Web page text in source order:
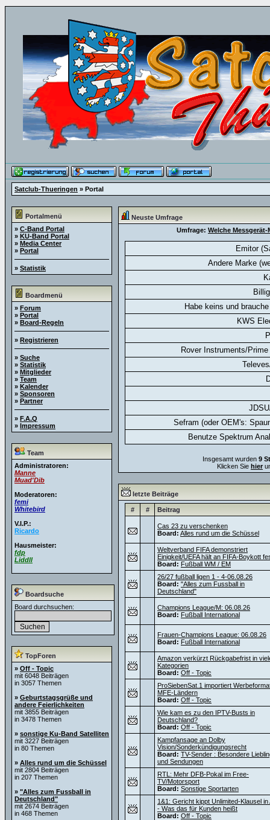
Satclub-Thueringen » Portal
Portalmenü
» C-Band Portal
» KU-Band Portal
» Media Center
» Portal
» Statistik
Boardmenü
» Forum
» Portal
» Board-Regeln
» Registrieren
» Suche
» Statistik
» Mitglieder
» Team
» Kalender
» Sponsoren
» Partner
» F.A.Q
» Impressum
Team
Administratoren:
Manne
Muad'Dib
Moderatoren:
femi
Whitebird
V.I.P.:
Ricardo
Hausmeister:
fdp
Liddll
Boardsuche
Board durchsuchen:
TopForen
» Off - Topic
mit 6048 Beiträgen
in 3057 Themen
» Geburtstagsgrüße und
andere Feierlichkeiten
mit 3855 Beiträgen
in 3478 Themen
» sonstige Ku-Band Satelliten
mit 3227 Beiträgen
in 80 Themen
» Alles rund um die Schüssel
mit 2804 Beiträgen
in 207 Themen
» "Alles zum Fussball in
Deutschland"
mit 2674 Beiträgen
in 468 Themen
Neuste Umfrage
Umfrage: Welche
Emitor
Andere Marke
Habe keins und
KWS
Rover Instruments/
Sefram (oder OEM's:
Benutze Spektrum
Insgesamt wurden 9
Klicken Sie hier
letzte Beiträge
# # Beitrag
Cas 23 zu verschenken
Board: Alles rund um die Schüssel
Weltverband FIFA demonstriert
Einigkeit/UEFA hält an FIFA-Boykott
Board: Fußball WM / EM
26/27 fußball ligen 1 - 4-06.08.26
Board: "Alles zum Fussball in
Deutschland"
Champions League/M: 06.08.26
Board: Fußball International
Frauen-Champions League: 06.08.26
Board: Fußball International
Amazon verkürzt Rückgabefrist in
Kategorien
Board: Off - Topic
ProSiebenSat.1 importiert
MFE-Ländern
Board: Off - Topic
Wie kam es zu den IPTV-Busts in
Deutschland?
Board: Off - Topic
Kampfansage an Dolby
Vision/Sonderkündigungsrecht
Board: TV-Sender : Besondere
und Sendungen
RTL: Mehr DFB-Pokal im Free-
TV/Motorsport
Board: Sonstige Sportarten
1&1: Gericht kippt Unlimited-Klausel in
- Was das für Kunden heißt
Board: Off - Topic